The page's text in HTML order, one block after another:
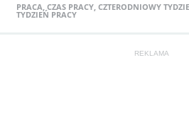
PRACA, CZAS PRACY, CZTERODNIOWY
TYDZIEŃ PRACY
REKLAMA